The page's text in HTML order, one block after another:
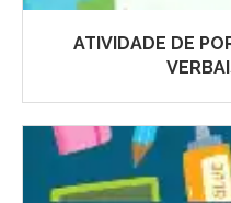
ATIVIDADE DE